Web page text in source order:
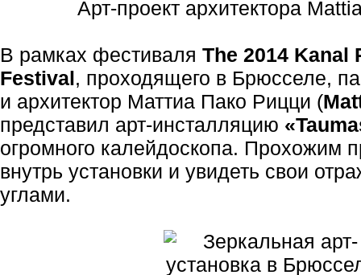
Арт-проект архитектора
В рамках фестиваля The 2014 Kanal
Festival, проходящего в Брюсселе,
и архитектор Маттиа Пако Рицци (
представил арт-инсталляцию
огромного калейдоскопа. Прохожим
внутрь установки и увидеть свои
углами.